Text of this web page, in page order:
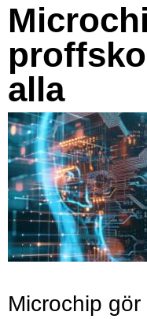
alla
Microchip